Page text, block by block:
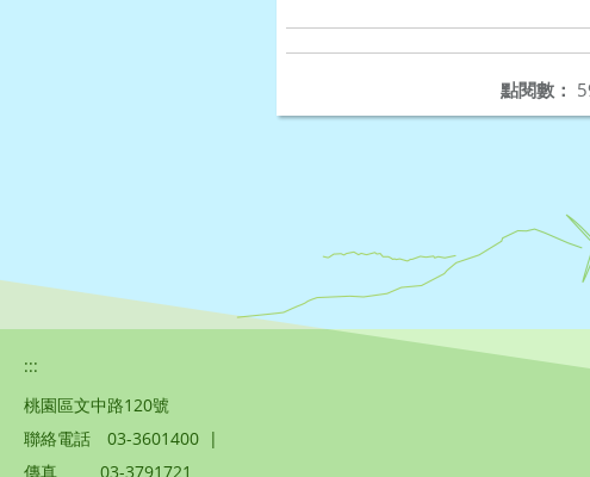
點閱數：
:::
桃園區文中路120號
聯絡電話
03-3601400 |
傳真
03-3791721